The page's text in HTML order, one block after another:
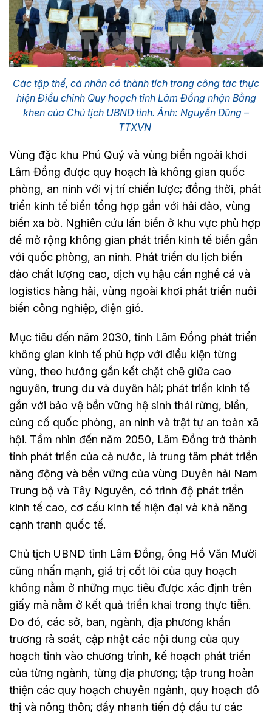
Các tập thể, cá nhân có thành tích trong công tác thực
hiện Điều chỉnh Quy hoạch tỉnh Lâm Đồng nhận Bằng
khen của Chủ tịch UBND tỉnh. Ảnh: Nguyễn Dũng –
TTXVN
Vùng đặc khu Phú Quý và vùng biển ngoài khơi
Lâm Đồng được quy hoạch là không gian quốc
phòng, an ninh với vị trí chiến lược; đồng thời, phát
triển kinh tế biển tổng hợp gắn với hải đảo, vùng
biển xa bờ. Nghiên cứu lấn biển ở khu vực phù hợp
để mở rộng không gian phát triển kinh tế biển gắn
với quốc phòng, an ninh. Phát triển du lịch biển
đảo chất lượng cao, dịch vụ hậu cần nghề cá và
logistics hàng hải, vùng ngoài khơi phát triển nuôi
biển công nghiệp, điện gió.
Mục tiêu đến năm 2030, tỉnh Lâm Đồng phát triển
không gian kinh tế phù hợp với điều kiện từng
vùng, theo hướng gắn kết chặt chẽ giữa cao
nguyên, trung du và duyên hải; phát triển kinh tế
gắn với bảo vệ bền vững hệ sinh thái rừng, biển,
củng cố quốc phòng, an ninh và trật tự an toàn xã
hội. Tầm nhìn đến năm 2050, Lâm Đồng trở thành
tỉnh phát triển của cả nước, là trung tâm phát triển
năng động và bền vững của vùng Duyên hải Nam
Trung bộ và Tây Nguyên, có trình độ phát triển
kinh tế cao, cơ cấu kinh tế hiện đại và khả năng
cạnh tranh quốc tế.
Chủ tịch UBND tỉnh Lâm Đồng, ông Hồ Văn Mười
cũng nhấn mạnh, giá trị cốt lõi của quy hoạch
không nằm ở những mục tiêu được xác định trên
giấy mà nằm ở kết quả triển khai trong thực tiễn.
Do đó, các sở, ban, ngành, địa phương khẩn
trương rà soát, cập nhật các nội dung của quy
hoạch tỉnh vào chương trình, kế hoạch phát triển
của từng ngành, từng địa phương; tập trung hoàn
thiện các quy hoạch chuyên ngành, quy hoạch đô
thị và nông thôn; đẩy nhanh tiến độ đầu tư các